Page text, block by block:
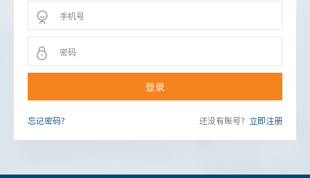
登录
忘记密码？ 还没有账号？ 立即注册